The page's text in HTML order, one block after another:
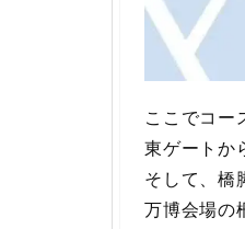
ここでコー
東ゲートか
そして、橋
万博会場の